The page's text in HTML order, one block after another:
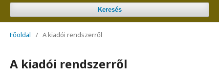
Keresés
Főoldal / A kiadói rendszerről
A kiadói rendszerről